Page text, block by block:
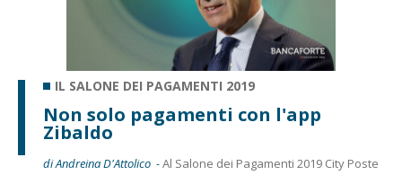
IL SALONE DEI PAGAMENTI 2019
Non solo pagamenti con l'app
Zibaldo
di Andreina D'Attolico -Al Salone dei Pagamenti 2019 City Poste